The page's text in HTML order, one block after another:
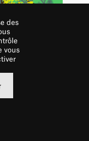
des
vous